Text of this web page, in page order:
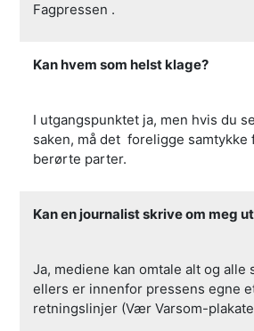
Fagpressen .
Kan hvem som helst klage?
I utgangspunktet ja, men hvis du
saken, må det foreligge samtykke
berørte parter.
Kan en journalist skrive om meg
Ja, mediene kan omtale alt og alle
ellers er innenfor pressens egne
retningslinjer (Vær Varsom-